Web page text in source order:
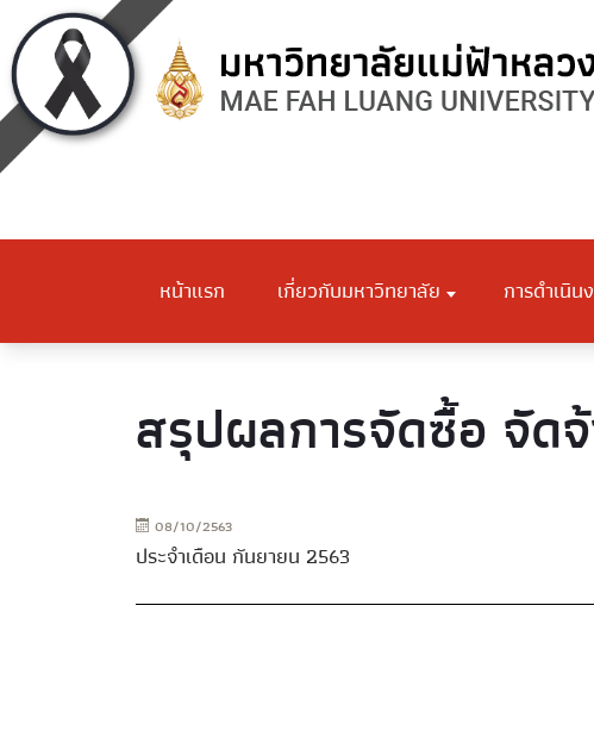
หน้าแรก เกี่ยวกับมหาวิทยาลัย การดำเนิน
สรุปผลการจัดซื้อ จัด
08/10/2563
ประจำเดือน กันยายน 2563